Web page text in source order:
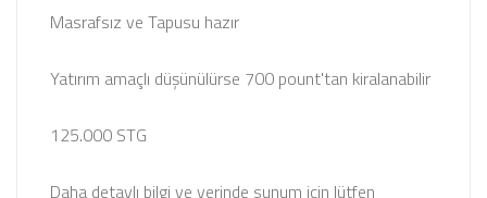
Masrafsız ve Tapusu hazır
Yatırım amaçlı düşünülürse 700 pount'tan kiralanabilir
125.000 STG
Daha detaylı bilgi ve yerinde sunum için lütfen